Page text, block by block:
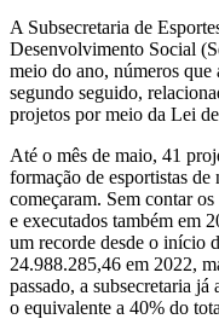
A Subsecretaria de
Desenvolvimento Social
meio do ano, números
segundo seguido,
projetos por meio da Lei
Até o mês de maio, 41
formação de esportistas
começaram. Sem contar
e executados também em
um recorde desde o início
24.988.285,46 em 2022,
passado, a subsecretaria
o equivalente a 40% do